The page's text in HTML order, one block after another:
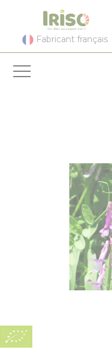
Fabricant français
Panneau de gestion